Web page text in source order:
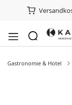
Gastronomie & Hotel